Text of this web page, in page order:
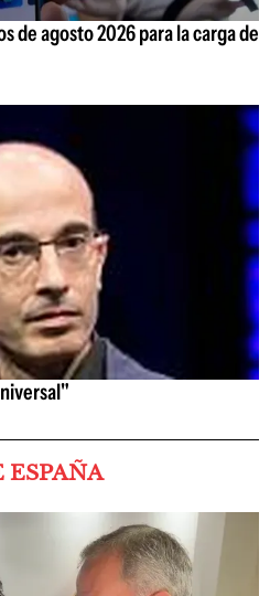
de agosto 2026 para la carga de